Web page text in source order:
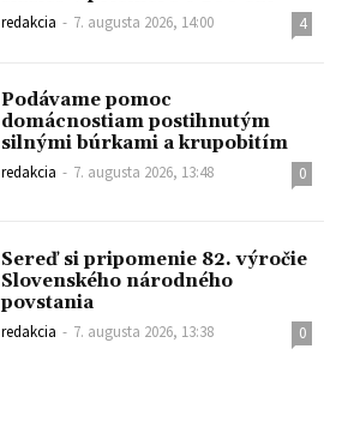
redakcia - 7. augusta 2026, 14:00 4
Podávame pomoc
domácnostiam postihnutým
silnými búrkami a krupobitím
redakcia - 7. augusta 2026, 13:48 0
Sereď si pripomenie 82. výročie
Slovenského národného
povstania
redakcia - 7. augusta 2026, 13:38 0